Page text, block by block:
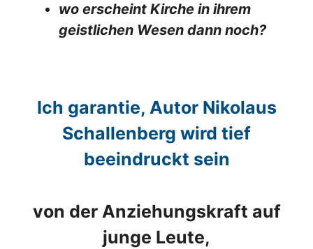
wo erscheint Kirche in ihrem
geistlichen Wesen dann noch?
Ich garantie, Autor Nikolaus
Schallenberg wird tief
beeindruckt sein
von der Anziehungskraft auf
junge Leute,